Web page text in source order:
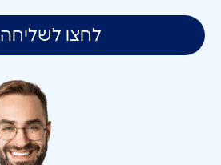
לחצו לשליחה